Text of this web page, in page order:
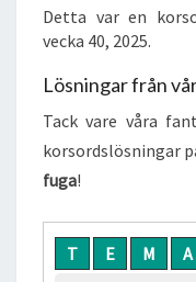
Detta var en
vecka 40, 2025.
Lösningar från
Tack vare våra
korsordslösningar
fuga!
T E M A